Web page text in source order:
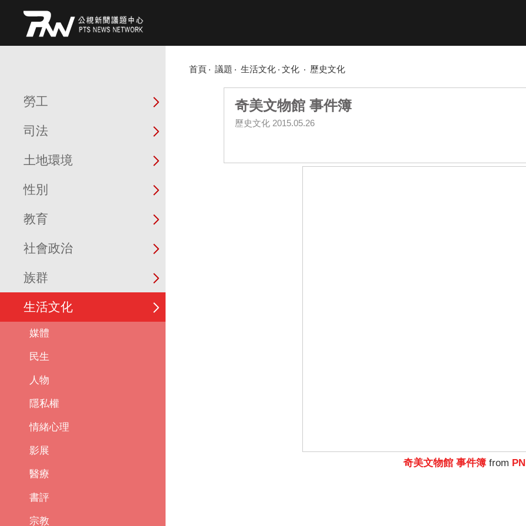
勞工
司法
土地環境
性別
教育
社會政治
族群
生活文化
媒體
民生
人物
隱私權
情緒心理
影展
醫療
書評
宗教
首頁 議題 生活文化 文化 歷史文化
奇美文物館 事件簿
歷史文化 2015.05.26
奇美文物館 事件簿 from